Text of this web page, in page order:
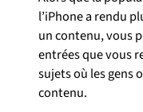
l’iPhone a rendu
un contenu, vous
entrées que vous
sujets où les gens
contenu.